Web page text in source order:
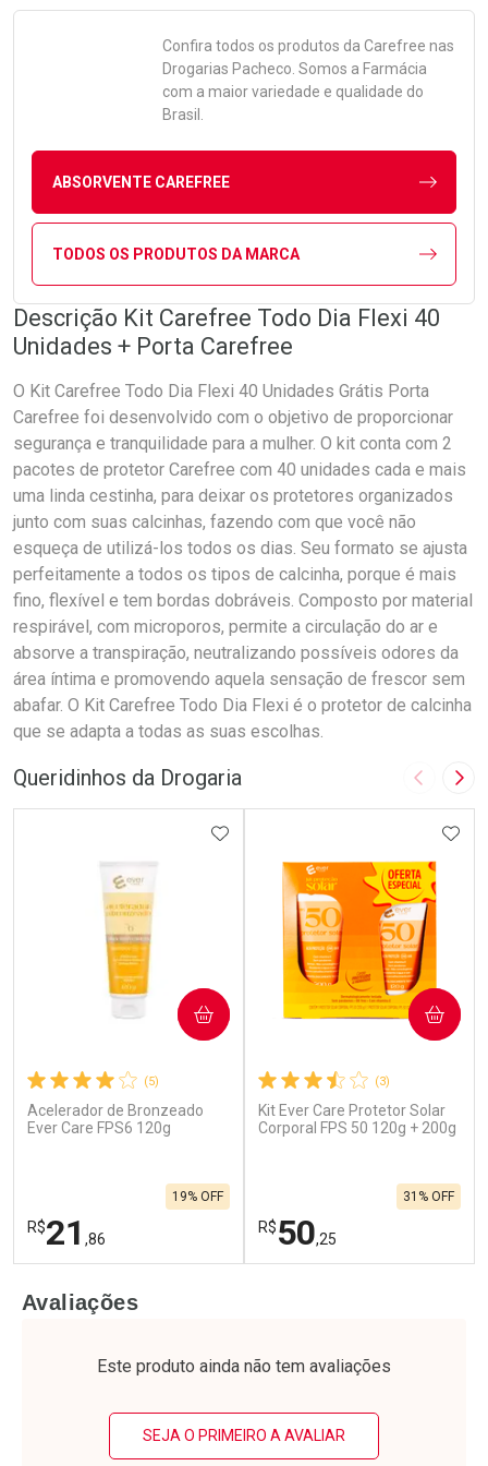
Confira todos os produtos da Carefree nas
Drogarias Pacheco. Somos a Farmácia
com a maior variedade e qualidade do
Brasil.
ABSORVENTE CAREFREE
TODOS OS PRODUTOS DA MARCA
Descrição Kit Carefree Todo Dia Flexi 40
Unidades + Porta Carefree
O Kit Carefree Todo Dia Flexi 40 Unidades Grátis Porta
Carefree foi desenvolvido com o objetivo de proporcionar
segurança e tranquilidade para a mulher. O kit conta com 2
pacotes de protetor Carefree com 40 unidades cada e mais
uma linda cestinha, para deixar os protetores organizados
junto com suas calcinhas, fazendo com que você não
esqueça de utilizá-los todos os dias. Seu formato se ajusta
perfeitamente a todos os tipos de calcinha, porque é mais
fino, flexível e tem bordas dobráveis. Composto por material
respirável, com microporos, permite a circulação do ar e
absorve a transpiração, neutralizando possíveis odores da
área íntima e promovendo aquela sensação de frescor sem
abafar. O Kit Carefree Todo Dia Flexi é o protetor de calcinha
que se adapta a todas as suas escolhas.
Queridinhos da Drogaria Imagem
(5)
Acelerador de Bronzeado
Ever Care FPS6 120g
R$21 ,86
19% OFF
ADICIONAR AOS FAVORITOS
COMPRAR
Laboratório
Por Menos
(3)
Kit Ever Care Protetor Solar
Corporal FPS 50 120g + 200g
R$50,25
31% OFF
COMPRAR
Laboratório
Por Menos
Avaliações
Este produto ainda não tem avaliações
SEJA O PRIMEIRO A AVALIAR